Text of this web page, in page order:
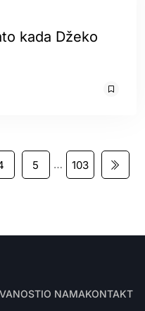
kada Džeko
5 … 103
O NAMAKONTAKT